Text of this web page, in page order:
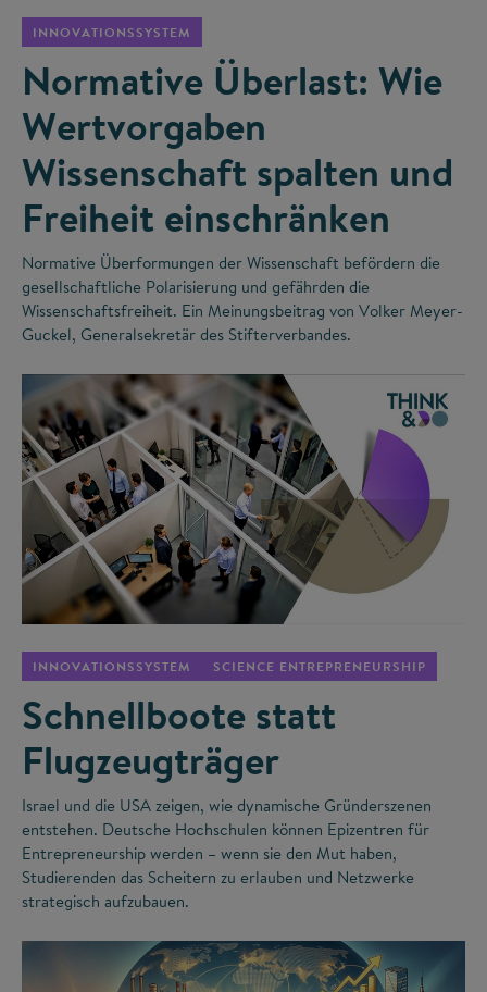
INNOVATIONSSYSTEM
Normative Überlast: Wie
Wertvorgaben
Wissenschaft spalten und
Freiheit einschränken
Normative Überformungen der Wissenschaft befördern die
gesellschaftliche Polarisierung und gefährden die
Wissenschaftsfreiheit. Ein Meinungsbeitrag von Volker Meyer-
Guckel, Generalsekretär des Stifterverbandes.
INNOVATIONSSYSTEM SCIENCE ENTREPRENEURSHIP
Schnellboote statt
Flugzeugträger
Israel und die USA zeigen, wie dynamische Gründerszenen
entstehen. Deutsche Hochschulen können Epizentren für
Entrepreneurship werden – wenn sie den Mut haben,
Studierenden das Scheitern zu erlauben und Netzwerke
strategisch aufzubauen.